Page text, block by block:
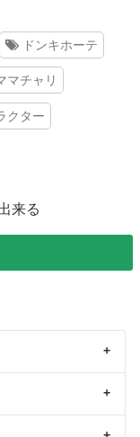
ドンキホーテ
マチャリ
クター
来る